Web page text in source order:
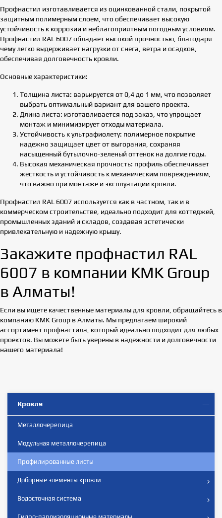
Кровля
Металлочерепица
Модульная металлочерепица
Профилированные листы
Доборные элементы кровли
Водосточная система
Профнастил изготавливается из оцинкованной стали, покрытой
защитным полимерным слоем, что обеспечивает высокую
устойчивость к коррозии и неблагоприятным погодным условиям.
Профнастил RAL 6007 обладает высокой прочностью, благодаря
чему легко выдерживает нагрузки от снега, ветра и осадков,
обеспечивая долговечность кровли.
Основные характеристики:
Толщина листа: варьируется от 0,4 до 1 мм, что позволяет
выбрать оптимальный вариант для вашего проекта.
Длина листа: изготавливается под заказ, что упрощает
монтаж и минимизирует отходы материала.
Устойчивость к ультрафиолету: полимерное покрытие
надежно защищает цвет от выгорания, сохраняя
насыщенный бутылочно-зеленый оттенок на долгие годы.
Высокая механическая прочность: профиль обеспечивает
жесткость и устойчивость к механическим повреждениям,
что важно при монтаже и эксплуатации кровли.
Профнастил RAL 6007 используется как в частном, так и в
коммерческом строительстве, идеально подходит для коттеджей,
промышленных зданий и складов, создавая эстетически
привлекательную и надежную крышу.
Закажите профнастил RAL
6007 в компании KMK Group
в Алматы!
Если вы ищете качественные материалы для кровли, обращайтесь в
компанию KMK Group в Алматы. Мы предлагаем широкий
ассортимент профнастила, который идеально подходит для любых
проектов. Вы можете быть уверены в надежности и долговечности
нашего материала!